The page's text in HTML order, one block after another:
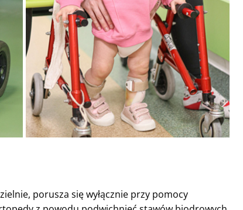
porusza się wyłącznie przy pomocy